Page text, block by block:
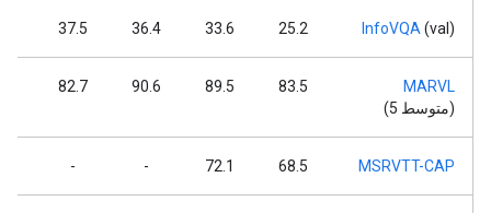
InfoVQA (val)
25.2
33.6
36.4
37.5
MARVL
(متوسط ​​5)
83.5
89.5
90.6
82.7
MSRVTT-CAP
68.5
72.1
-
-